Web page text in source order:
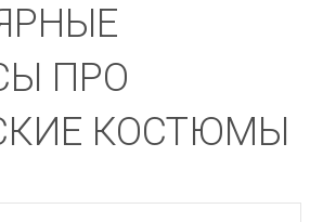
ПРО
КОСТЮМЫ